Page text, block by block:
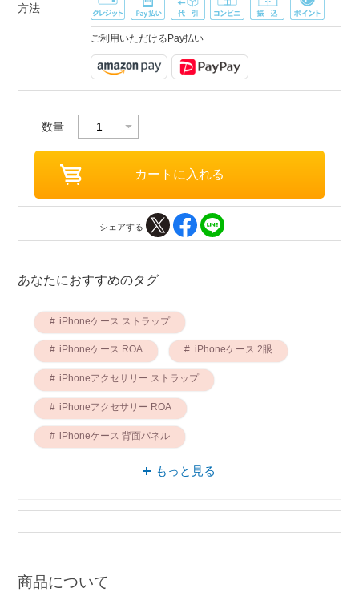
方法
ご利用いただけるPay払い
数量
シェアする
あなたにおすすめのタグ
iPhoneケース ストラップ
iPhoneケース ROA iPhoneケース 2眼
iPhoneアクセサリー ストラップ
iPhoneアクセサリー ROA
iPhoneケース 背面パネル
iPhoneアクセサリー 2眼
もっと見る
商品について